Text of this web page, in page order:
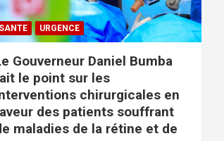
SANTE URGENCE
Gouverneur Daniel Bumba
le point sur les
chirurgicales en
des patients souffrant
maladies de la rétine et de